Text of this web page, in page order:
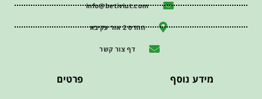
info@betiviut.com
ההדס 2 אור עקיבא
דף צור קשר
מידע נוסף פרטים